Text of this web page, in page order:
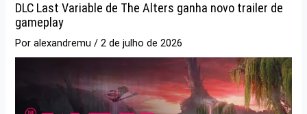
DLC Last Variable de The Alters ganha novo trailer de
gameplay
Poralexandremu/2 de julho de 2026